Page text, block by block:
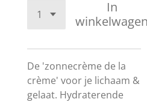
In
De 'zonnecrème de la
crème' voor je lichaam &
gelaat. Hydraterende